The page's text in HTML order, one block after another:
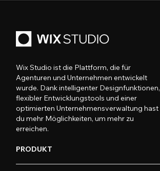
Wix Studio ist die Plattform, die für
Agenturen und Unternehmen entwickelt
wurde. Dank intelligenter Designfunktionen,
flexibler Entwicklungstools und einer
optimierten Unternehmensverwaltung hast
du mehr Möglichkeiten, um mehr zu
erreichen.
PRODUKT